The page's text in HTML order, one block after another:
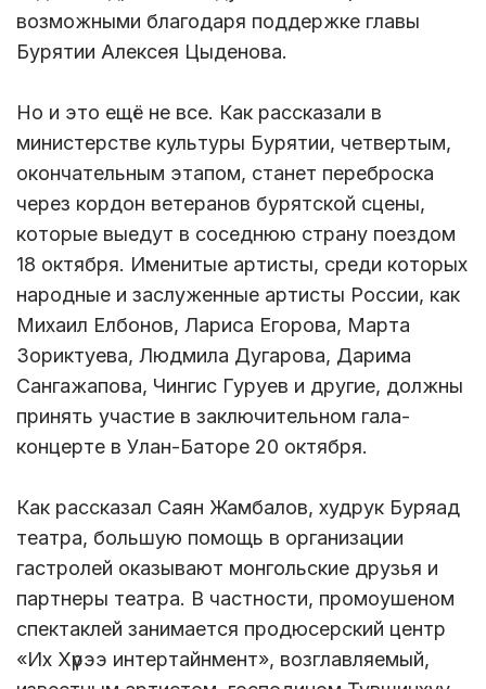
возможными благодаря поддержке главы
Бурятии Алексея Цыденова.
Но и это ещё не все. Как рассказали в
министерстве культуры Бурятии, четвертым,
окончательным этапом, станет переброска
через кордон ветеранов бурятской сцены,
которые выедут в соседнюю страну поездом
18 октября. Именитые артисты, среди которых
народные и заслуженные артисты России, как
Михаил Елбонов, Лариса Егорова, Марта
Зориктуева, Людмила Дугарова, Дарима
Сангажапова, Чингис Гуруев и другие, должны
принять участие в заключительном гала-
концерте в Улан-Баторе 20 октября.
Как рассказал Саян Жамбалов, худрук Буряад
театра, большую помощь в организации
гастролей оказывают монгольские друзья и
партнеры театра. В частности, промоушеном
спектаклей занимается продюсерский центр
«Их Хүрээ интертайнмент», возглавляемый,